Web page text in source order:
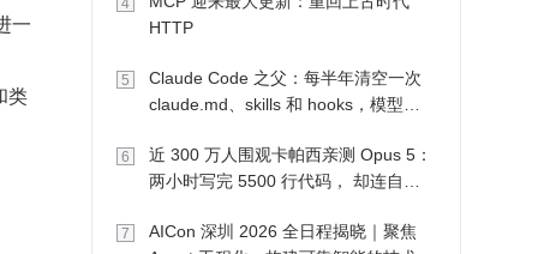
一
类
HTTP
5
Claude Code 之父：每半年清空一次
claude.md、skills 和 hooks，模型自
6
近 300 万人围观卡帕西亲测 Opus 5：
两小时写完 5500 行代码， 却连自己
7
AICon 深圳 2026 全日程揭晓｜聚焦